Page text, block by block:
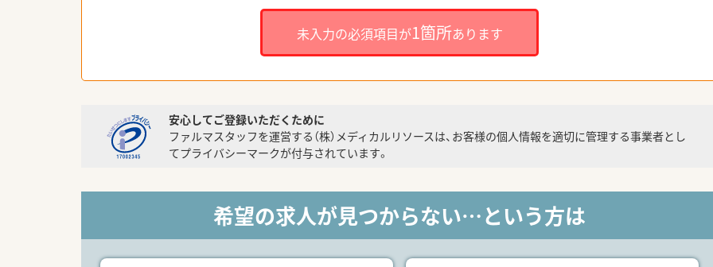
未入力の必須項目が1箇所あります
安心してご登録いただくために
ファルマスタッフを運営する（株）メディカルリソースは、お客様の個人情報を適切に管理する事業者とし
てプライバシーマークが付与されています。
希望の求人が見つからない…という方は